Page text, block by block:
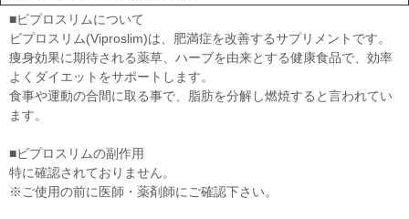
■ビプロスリムについて
ビプロスリム(Viproslim)は、肥満症を改善するサプリメントです。
痩身効果に期待される薬草、ハーブを由来とする健康食品で、効率
よくダイエットをサポートします。
食事や運動の合間に取る事で、脂肪を分解し燃焼すると言われてい
ます。
■ビプロスリムの副作用
特に確認されておりません。
※ご使用の前に医師・薬剤師にご確認下さい。